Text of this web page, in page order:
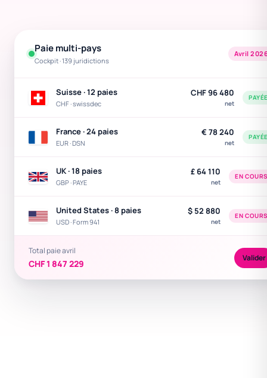
Paie multi-pays
Cockpit · 139 juridictions
Avril
Suisse · 12 paies
CHF · swissdec
CHF 96 480
net
France · 24 paies
EUR · DSN
€ 78 240
net
UK · 18 paies
GBP · PAYE
£ 64 110
net
EN
United States · 8 paies
USD · Form 941
$ 52 880
net
EN
Total paie avril
CHF 1 847 229
Valider